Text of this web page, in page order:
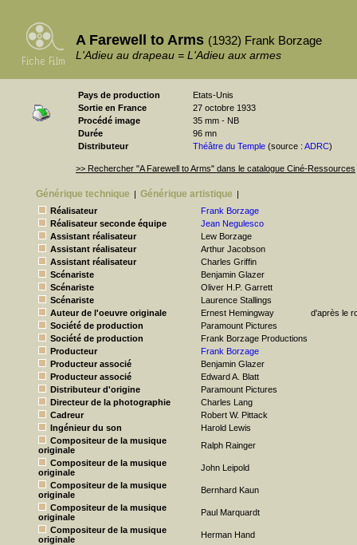
A Farewell to Arms (1932) Frank Borzage
L'Adieu au drapeau = L'Adieu aux armes
Pays de production
Etats-Unis
Sortie en France
27 octobre 1933
Procédé image
35 mm - NB
Durée
96 mn
Distributeur
Théâtre du Temple (source : ADRC)
>> Rechercher "A Farewell to Arms" dans le catalogue Ciné-Ressources
Générique technique | Générique artistique |
Réalisateur
Frank Borzage
Réalisateur seconde équipe
Jean Negulesco
Assistant réalisateur
Lew Borzage
Assistant réalisateur
Arthur Jacobson
Assistant réalisateur
Charles Griffin
Scénariste
Benjamin Glazer
Scénariste
Oliver H.P. Garrett
Scénariste
Laurence Stallings
Auteur de l'oeuvre originale
Ernest Hemingway
d'après le
Société de production
Paramount Pictures
Société de production
Frank Borzage Productions
Producteur
Frank Borzage
Producteur associé
Benjamin Glazer
Producteur associé
Edward A. Blatt
Distributeur d'origine
Paramount Pictures
Directeur de la photographie
Charles Lang
Cadreur
Robert W. Pittack
Ingénieur du son
Harold Lewis
Compositeur de la musique
originale
Ralph Rainger
Compositeur de la musique
originale
John Leipold
Compositeur de la musique
originale
Bernhard Kaun
Compositeur de la musique
originale
Paul Marquardt
Compositeur de la musique
originale
Herman Hand